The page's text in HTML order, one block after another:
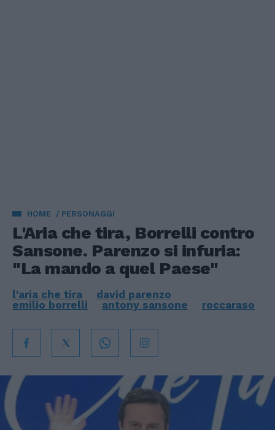
HOME PERSONAGGI
L'Aria che tira, Borrelli contro
Sansone. Parenzo si infuria:
"La mando a quel Paese"
l'aria che tira
david parenzo
emilio borrelli
antony sansone roccaraso